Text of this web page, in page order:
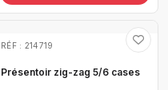
RÉF : 214719
Présentoir zig-zag 5/6 cases